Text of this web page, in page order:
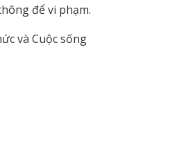
để vi phạm.
và Cuộc sống